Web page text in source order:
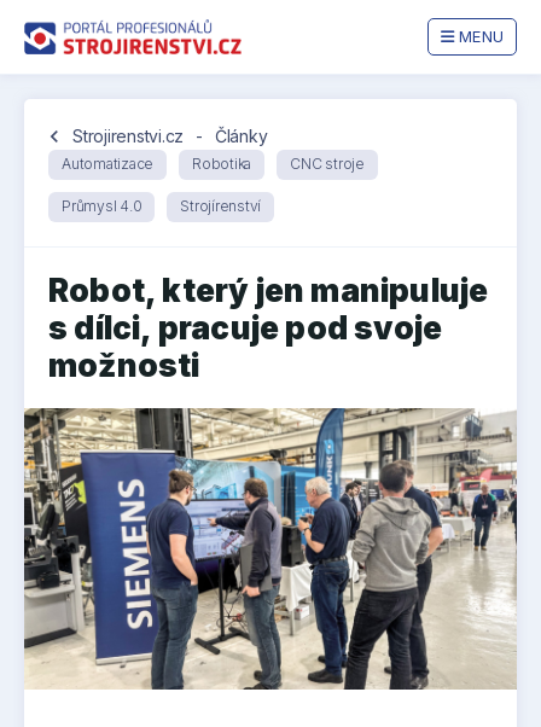
MENU
chevron_left Strojirenstvi.cz - Články
Automatizace Robotika CNC stroje
Průmysl 4.0 Strojírenství
Robot, který jen manipuluje
s dílci, pracuje pod svoje
možnosti